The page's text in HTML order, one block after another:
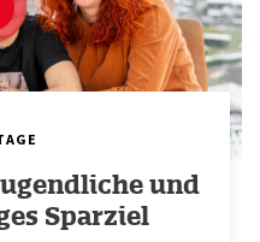
und
Sparziel